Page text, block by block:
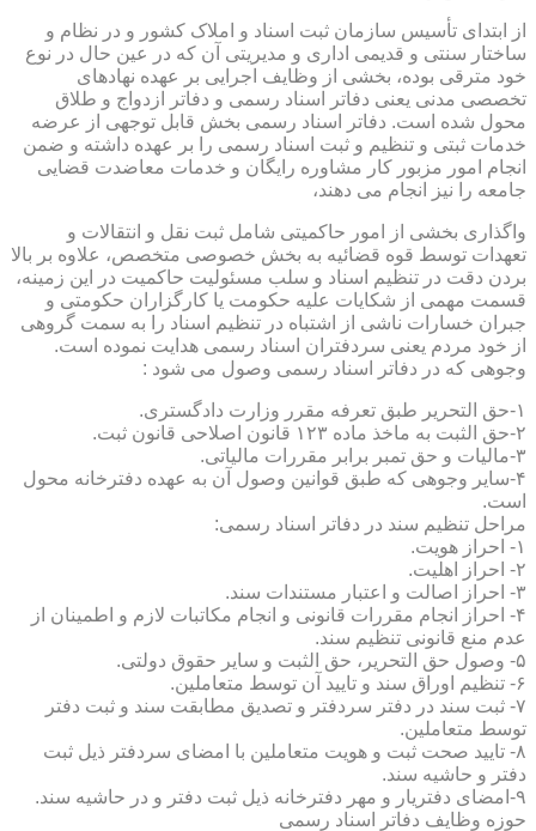
از ابتدای تأسیس سازمان ثبت اسناد و املاک کشور و در نظام و
ساختار سنتی و قدیمی اداری و مدیریتی آن که در عین حال در نوع
خود مترقی بوده، بخشی از وظایف اجرایی بر عهده نهادهای
تخصصی مدنی یعنی دفاتر اسناد رسمی و دفاتر ازدواج و طلاق
محول شده است. دفاتر اسناد رسمی بخش قابل توجهی از عرضه
خدمات ثبتی و تنظیم و ثبت اسناد رسمی را بر عهده داشته و ضمن
انجام امور مزبور کار مشاوره رایگان و خدمات معاضدت قضایی
جامعه را نیز انجام می دهند،
واگذاری بخشی از امور حاکمیتی شامل ثبت نقل و انتقالات و
تعهدات توسط قوه قضائیه به بخش خصوصی متخصص، علاوه بر بالا
بردن دقت در تنظیم اسناد و سلب مسئولیت حاکمیت در این زمینه،
قسمت مهمی از شکایات علیه حکومت یا کارگزاران حکومتی و
جبران خسارات ناشی از اشتباه در تنظیم اسناد را به سمت گروهی
از خود مردم یعنی سردفتران اسناد رسمی هدایت نموده است.
وجوهی که در دفاتر اسناد رسمی وصول می شود :
۱-حق التحریر طبق تعرفه مقرر وزارت دادگستری.
۲-حق الثبت به ماخذ ماده ۱۲۳ قانون اصلاحی قانون ثبت.
۳-مالیات و حق تمبر برابر مقررات مالیاتی.
۴-سایر وجوهی که طبق قوانین وصول آن به عهده دفترخانه محول
است.
مراحل تنظیم سند در دفاتر اسناد رسمی:
۱- احراز هویت.
۲- احراز اهلیت.
۳- احراز اصالت و اعتبار مستندات سند.
۴- احراز انجام مقررات قانونی و انجام مکاتبات لازم و اطمینان از
عدم منع قانونی تنظیم سند.
۵- وصول حق التحریر، حق الثبت و سایر حقوق دولتی.
۶- تنظیم اوراق سند و تایید آن توسط متعاملین.
۷- ثبت سند در دفتر سردفتر و تصدیق مطابقت سند و ثبت دفتر
توسط متعاملین.
۸- تایید صحت ثبت و هویت متعاملین با امضای سردفتر ذیل ثبت
دفتر و حاشیه سند.
۹-امضای دفتریار و مهر دفترخانه ذیل ثبت دفتر و در حاشیه سند.
حوزه وظایف دفاتر اسناد رسمی